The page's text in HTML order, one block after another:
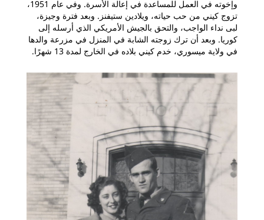
وإخوته في العمل للمساعدة في إعالة الأسرة. وفي عام 1951،
تزوج كيني من حب حياته، ويلادين ستيفنز. وبعد فترة وجيزة،
لبى نداء الواجب، والتحق بالجيش الأمريكي الذي أرسله إلى
كوريا. وبعد أن ترك زوجته الشابة في المنزل في مزرعة والدها
في ولاية ميسوري، خدم كيني بلاده في الخارج لمدة 13 شهرًا.